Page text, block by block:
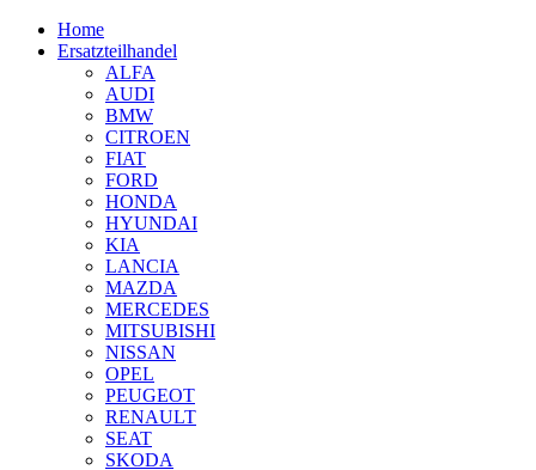
Home
Ersatzteilhandel
ALFA
AUDI
BMW
CITROEN
FIAT
FORD
HONDA
HYUNDAI
KIA
LANCIA
MAZDA
MERCEDES
MITSUBISHI
NISSAN
OPEL
PEUGEOT
RENAULT
SEAT
SKODA